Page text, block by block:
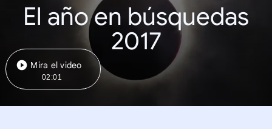
El año en búsquedas
2017
Mira el video
02:01